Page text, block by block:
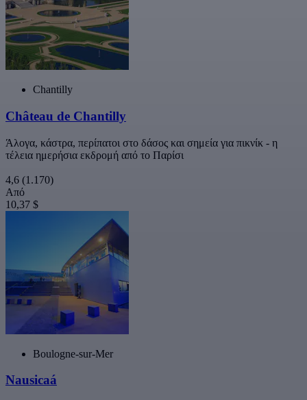
Chantilly
Château de Chantilly
Άλογα, κάστρα, περίπατοι στο δάσος και σημεία για πικνίκ - η
τέλεια ημερήσια εκδρομή από το Παρίσι
4,6 (1.170)
Από
10,37 $
Boulogne-sur-Mer
Nausicaá